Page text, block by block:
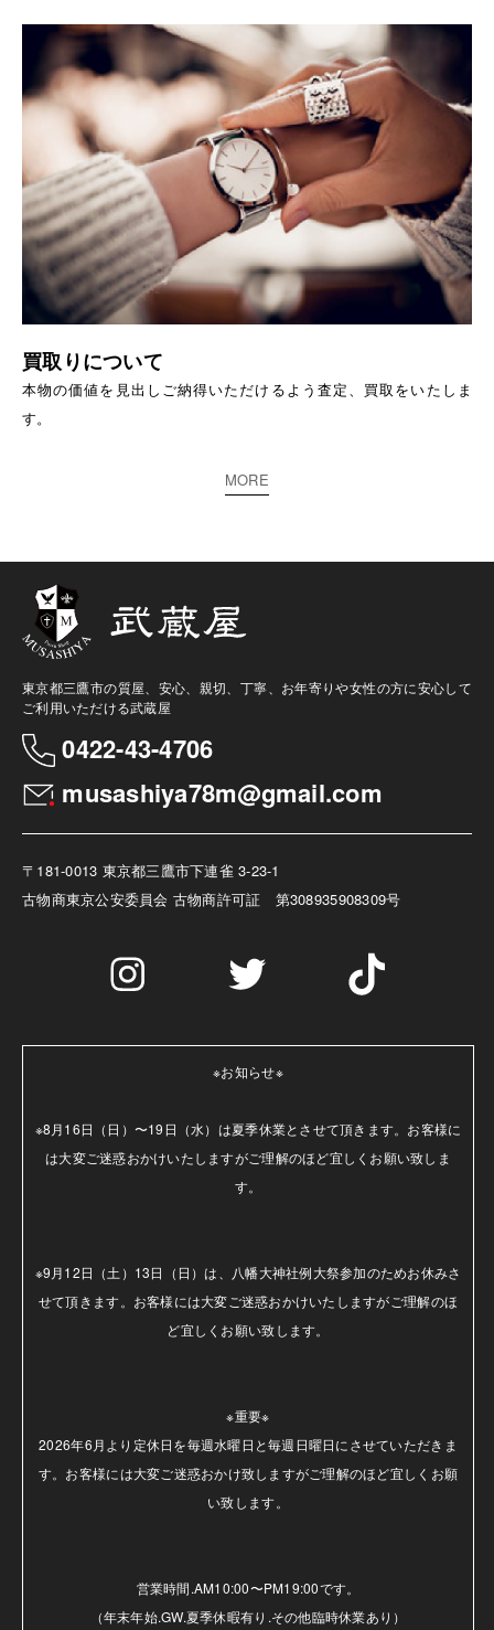
買取りについて
本物の価値を見出しご納得いただけるよう査定、買取をいたしま
す。
MORE
東京都三鷹市の質屋、安心、親切、丁寧、お年寄りや女性の方に安心して
ご利用いただける武蔵屋
0422-43-4706
musashiya78m@gmail.com
〒181-0013 東京都三鷹市下連雀 3-23-1
古物商東京公安委員会 古物商許可証 第308935908309号
※お知らせ※
※8月16日（日）〜19日（水）は夏季休業とさせて頂きます。お客様に
は大変ご迷惑おかけいたしますがご理解のほど宜しくお願い致しま
す。
※9月12日（土）13日（日）は、八幡大神社例大祭参加のためお休みさ
せて頂きます。お客様には大変ご迷惑おかけいたしますがご理解のほ
ど宜しくお願い致します。
※重要※
2026年6月より定休日を毎週水曜日と毎週日曜日にさせていただきま
す。お客様には大変ご迷惑おかけ致しますがご理解のほど宜しくお願
い致します。
営業時間.AM10:00〜PM19:00です。
（年末年始.GW.夏季休暇有り.その他臨時休業あり）